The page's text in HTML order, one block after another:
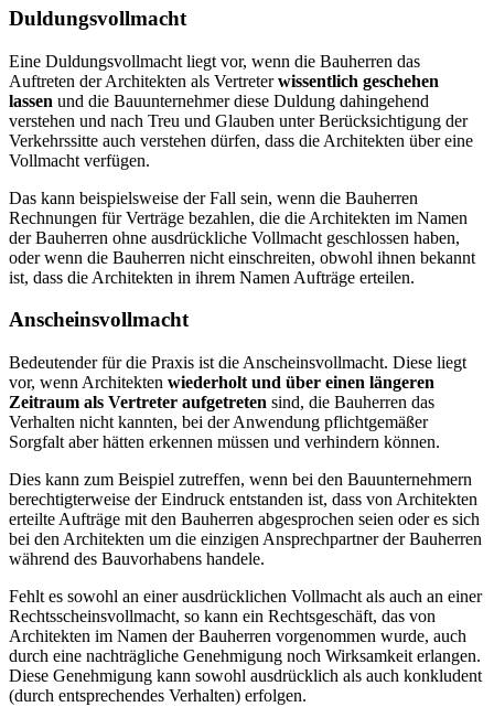
Duldungsvollmacht
Eine Duldungsvollmacht liegt vor, wenn die Bauherren das
Auftreten der Architekten als Vertreterwissentlich geschehen
lassen und die Bauunternehmer diese Duldung dahingehend
verstehen und nach Treu und Glauben unter Berücksichtigung der
Verkehrssitte auch verstehen dürfen, dass die Architekten über eine
Vollmacht verfügen.
Das kann beispielsweise der Fall sein, wenn die Bauherren
Rechnungen für Verträge bezahlen, die die Architekten im Namen
der Bauherren ohne ausdrückliche Vollmacht geschlossen haben,
oder wenn die Bauherren nicht einschreiten, obwohl ihnen bekannt
ist, dass die Architekten in ihrem Namen Aufträge erteilen.
Anscheinsvollmacht
Bedeutender für die Praxis ist die Anscheinsvollmacht. Diese liegt
vor, wenn Architekten wiederholt und über einen längeren
Zeitraum als Vertreter aufgetreten sind, die Bauherren das
Verhalten nicht kannten, bei der Anwendung pflichtgemäßer
Sorgfalt aber hätten erkennen müssen und verhindern können.
Dies kann zum Beispiel zutreffen, wenn bei den Bauunternehmern
berechtigterweise der Eindruck entstanden ist, dass von Architekten
erteilte Aufträge mit den Bauherren abgesprochen seien oder es sich
bei den Architekten um die einzigen Ansprechpartner der Bauherren
während des Bauvorhabens handele.
Fehlt es sowohl an einer ausdrücklichen Vollmacht als auch an einer
Rechtsscheinsvollmacht, so kann ein Rechtsgeschäft, das von
Architekten im Namen der Bauherren vorgenommen wurde, auch
durch eine nachträgliche Genehmigung noch Wirksamkeit erlangen.
Diese Genehmigung kann sowohl ausdrücklich als auch konkludent
(durch entsprechendes Verhalten) erfolgen.